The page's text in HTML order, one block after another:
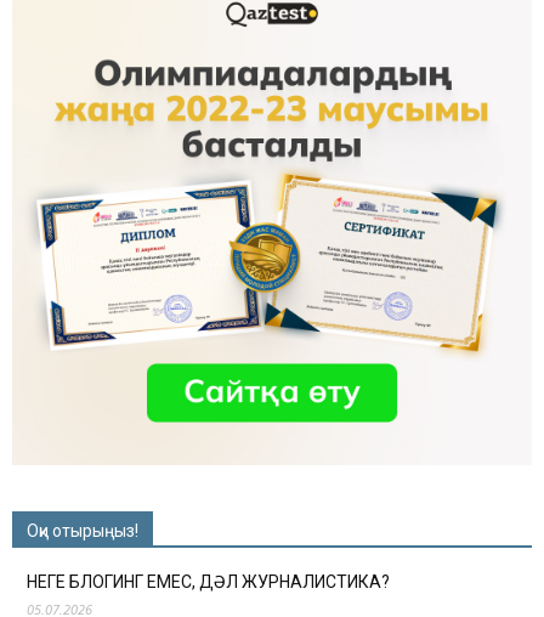
Оқи отырыңыз!
НЕГЕ БЛОГИНГ ЕМЕС, ДӘЛ ЖУРНАЛИСТИКА?
05.07.2026